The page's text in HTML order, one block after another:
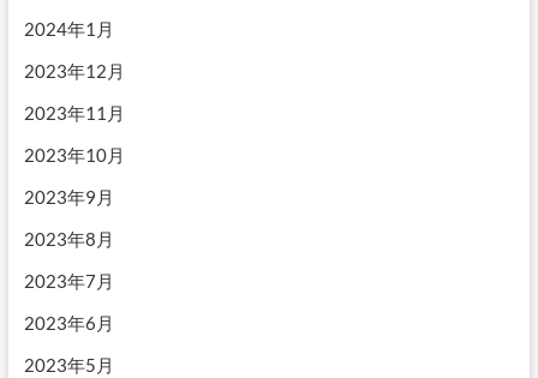
2024年1月
2023年12月
2023年11月
2023年10月
2023年9月
2023年8月
2023年7月
2023年6月
2023年5月